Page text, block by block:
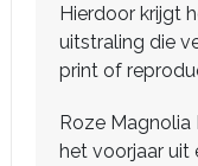
Hierdoor krijgt
uitstraling die
print of
Roze
het voorjaar uit